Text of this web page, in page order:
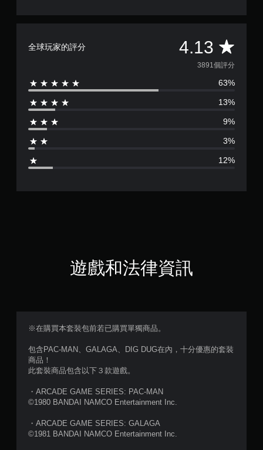
全球玩家的評分 4.13 平
均
評
分
4
1
5
3891個評分
63%
13%
9%
3%
12%
遊戲和法律資訊
※在購買本套裝包前若已購買單獨商品。
包含PAC-MAN、GALAGA、DIG DUG在內，十分優惠的套裝
商品！
此套裝商品包含以下３款遊戲。
・ARCADE GAME SERIES: PAC-MAN
©1980 BANDAI NAMCO Entertainment Inc.
・ARCADE GAME SERIES: GALAGA
©1981 BANDAI NAMCO Entertainment Inc.